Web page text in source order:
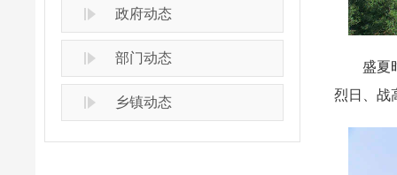
政府动态
部门动态
乡镇动态
盛夏时
烈日、战